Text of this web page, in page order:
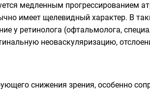
медленным прогрессированием
имеет щелевидный характер. В
у ретинолога (офтальмолога,
неоваскуляризацию,
снижения зрения, особенно